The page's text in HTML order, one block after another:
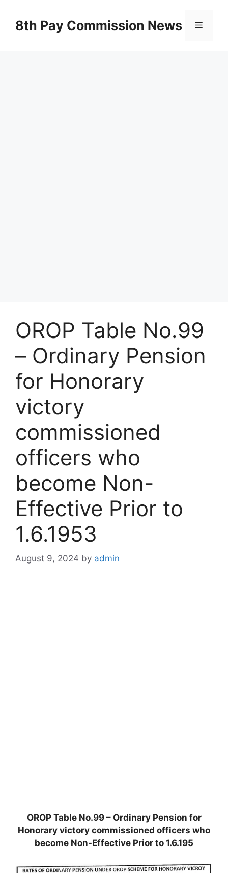
content8th Pay Commission News Menu
OROP Table No.99
– Ordinary Pension
for Honorary
victory
commissioned
officers who
become Non-
Effective Prior to
1.6.1953
August 9, 2024 by admin
OROP Table No.99 – Ordinary Pension for
Honorary victory commissioned officers who
become Non-Effective Prior to 1.6.195